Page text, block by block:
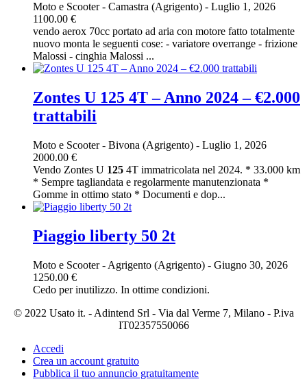
Moto e Scooter- Camastra (Agrigento) - Luglio 1, 2026
1100.00 €
vendo aerox 70cc portato ad aria con motore fatto totalmente
nuovo monta le seguenti cose: - variatore overrange - frizione
Malossi - cinghia Malossi ...
Zontes U 125 4T – Anno 2024 – €2.000
trattabili
Moto e Scooter- Bivona (Agrigento) - Luglio 1, 2026
2000.00 €
Vendo Zontes U 125 4T immatricolata nel 2024. * 33.000 km
* Sempre tagliandata e regolarmente manutenzionata *
Gomme in ottimo stato * Documenti e dop...
Piaggio liberty 50 2t
Moto e Scooter- Agrigento (Agrigento) - Giugno 30, 2026
1250.00 €
Cedo per inutilizzo. In ottime condizioni.
© 2022 Usato it. - Adintend Srl - Via dal Verme 7, Milano - P.iva
IT02357550066
Accedi
Crea un account gratuito
Pubblica il tuo annuncio gratuitamente